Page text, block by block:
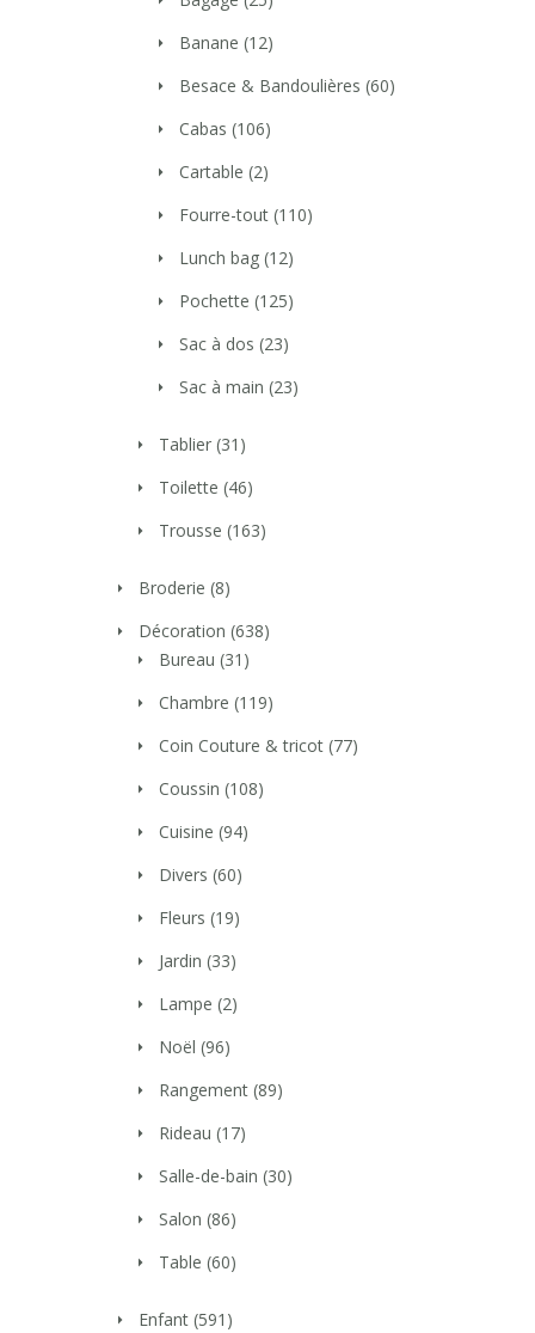
Banane (12)
Besace & Bandoulières (60)
Cabas (106)
Cartable (2)
Fourre-tout (110)
Lunch bag (12)
Pochette (125)
Sac à dos (23)
Sac à main (23)
Tablier (31)
Toilette (46)
Trousse (163)
Broderie (8)
Décoration (638)
Bureau (31)
Chambre (119)
Coin Couture & tricot (77)
Coussin (108)
Cuisine (94)
Divers (60)
Fleurs (19)
Jardin (33)
Lampe (2)
Noël (96)
Rangement (89)
Rideau (17)
Salle-de-bain (30)
Salon (86)
Table (60)
Enfant (591)